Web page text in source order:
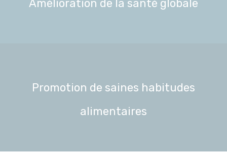
Amélioration de la santé globale
Promotion de saines habitudes
alimentaires